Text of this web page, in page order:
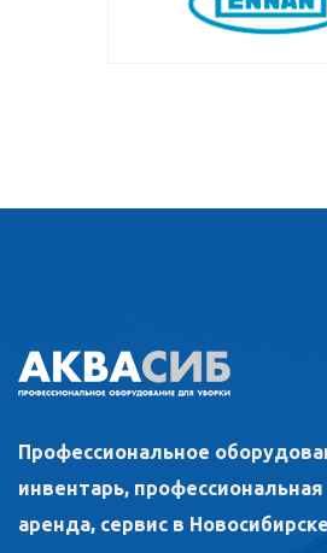
Профессиональное
инвентарь,
аренда, сервис в